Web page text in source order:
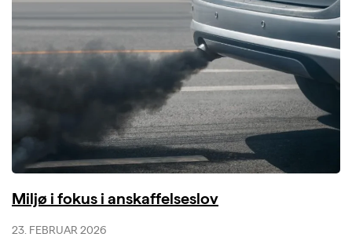
Miljø i fokus i anskaffelseslov
23. FEBRUAR 2026